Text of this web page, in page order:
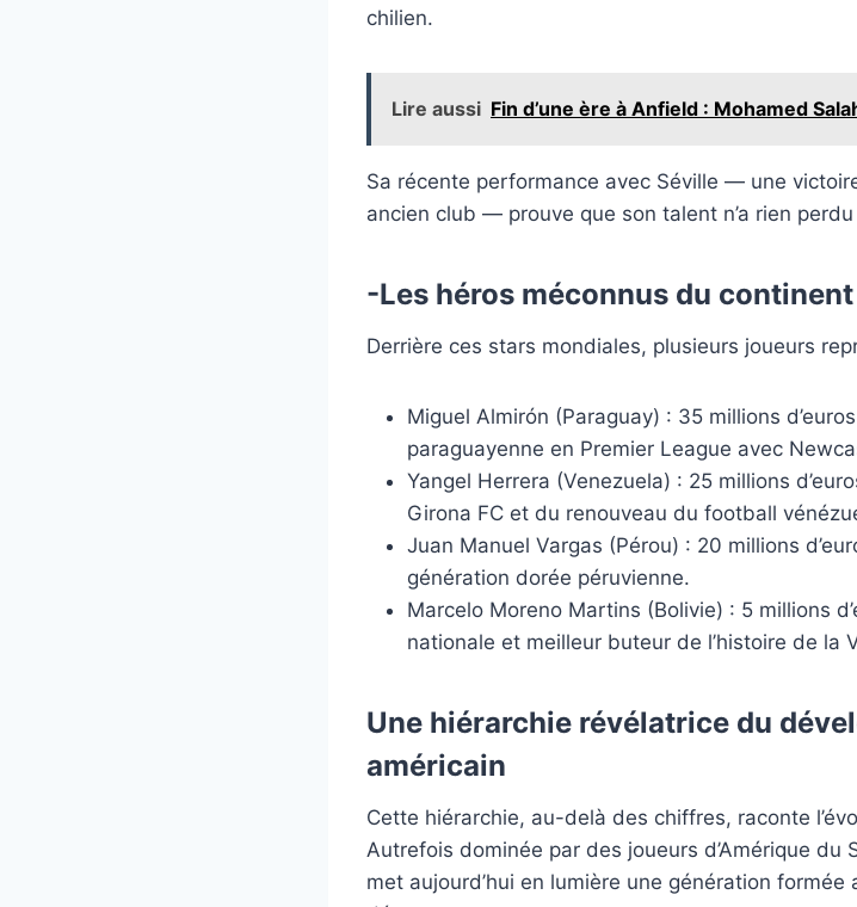
chilien.
Lire aussi Fin d’une ère à Anfield : Mohamed
Sa récente performance avec Séville — une
ancien club — prouve que son talent n’a rien
-Les héros méconnus du continent
Derrière ces stars mondiales, plusieurs joueurs
Miguel Almirón (Paraguay) : 35 millions
paraguayenne en Premier League avec
Yangel Herrera (Venezuela) : 25 millions
Girona FC et du renouveau du football
Juan Manuel Vargas (Pérou) : 20 millions
génération dorée péruvienne.
Marcelo Moreno Martins (Bolivie) : 5 millions
nationale et meilleur buteur de l’histoire de la
Une hiérarchie révélatrice du
américain
Cette hiérarchie, au-delà des chiffres, raconte
Autrefois dominée par des joueurs d’Amérique du
met aujourd’hui en lumière une génération